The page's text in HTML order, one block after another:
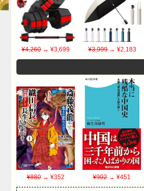
¥4,260 → ¥3,699 ¥3,999→ ¥2,183
¥880 → ¥352 ¥902→ ¥451